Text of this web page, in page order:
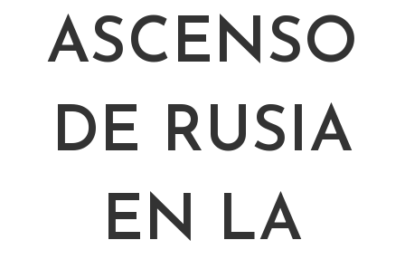
ASCENSO
DE RUSIA
EN LA